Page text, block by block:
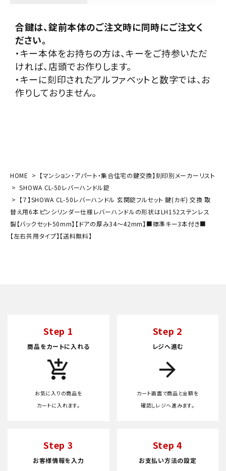
合鍵は、錠前本体のご注文時に同時にご注文く
ださい。
・キー本体をお持ちの方は、キーをご持参いただ
ければ、店頭でお作りします。
・キーに刻印されたアルファベットと数字では、お
作りしておりません。
HOME
【マンション・アパート・集合住宅の鍵交換】刻印別メーカーリスト
SHOWA CL-50レバーハンドル錠
【７】SHOWA CL-50レバーハンドル 玄関錠フルセット 鍵(カギ) 交換 取
替え用6本ピンシリンダー仕様レバーハンドルの形状はLH152ステンレス
製【バックセット50mm】【ドアの厚み34～42mm】■標準キー3本付き■
【左右共用タイプ】【送料無料】
Step 1
商品をカートに入れる
add_shopping_cart
お気に入りの商品を
カートに入れます。
Step 2
レジへ進む
arrow_forward
カート画面で商品と金額を
確認しレジへ進みます。
Step 3
お客様情報を入力
Step 4
お支払い方法の設定